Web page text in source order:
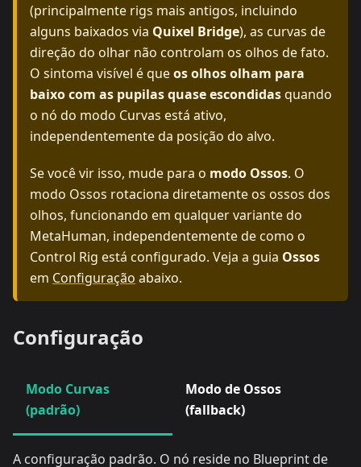
(principalmente rigs mais antigos, incluindo
alguns baixados via Quixel Bridge), as curvas de
direção do olhar não controlam os olhos de fato.
O sintoma visível é queos olhos olham para
baixo com as pupilas quase escondidasquando
o nó do modo Curvas está ativo,
independentemente da posição do alvo.
Se você vir isso, mude para o modo Ossos. O
modo Ossos rotaciona diretamente os ossos dos
olhos, funcionando em qualquer variante do
MetaHuman, independentemente de como o
Control Rig está configurado. Veja a guia Ossos
em Configuração abaixo.
Configuração
Modo Curvas
(padrão)
Modo de Ossos
(fallback)
A configuração padrão. O nó reside no Blueprint de